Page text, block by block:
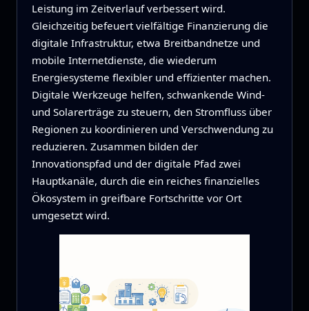
Leistung im Zeitverlauf verbessert wird.
Gleichzeitig befeuert vielfältige Finanzierung die
digitale Infrastruktur, etwa Breitbandnetze und
mobile Internetdienste, die wiederum
Energiesysteme flexibler und effizienter machen.
Digitale Werkzeuge helfen, schwankende Wind-
und Solarerträge zu steuern, den Stromfluss über
Regionen zu koordinieren und Verschwendung zu
reduzieren. Zusammen bilden der
Innovationspfad und der digitale Pfad zwei
Hauptkanäle, durch die ein reiches finanzielles
Ökosystem in greifbare Fortschritte vor Ort
umgesetzt wird.